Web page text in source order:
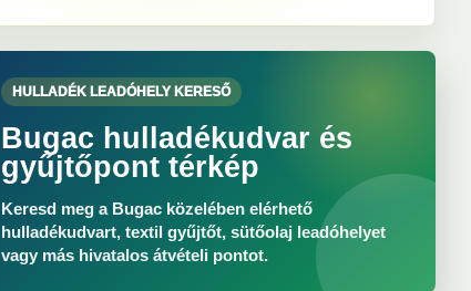
HULLADÉK LEADÓHELY KERESŐ
Bugac hulladékudvar és
gyűjtőpont térkép
Keresd meg a Bugac közelében elérhető
hulladékudvart, textil gyűjtőt, sütőolaj leadóhelyet
vagy más hivatalos átvételi pontot.